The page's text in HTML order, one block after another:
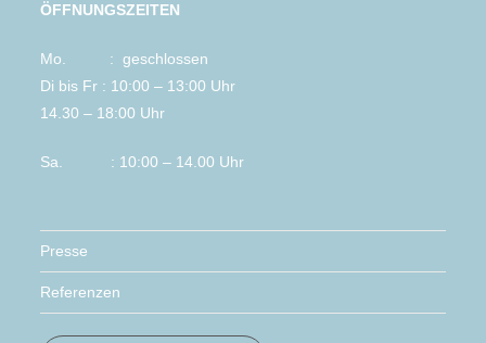
ÖFFNUNGSZEITEN
Mo. : geschlossen
Di bis Fr : 10:00 – 13:00 Uhr
14.30 – 18:00 Uhr
Sa. : 10:00 – 14.00 Uhr
Presse
Referenzen